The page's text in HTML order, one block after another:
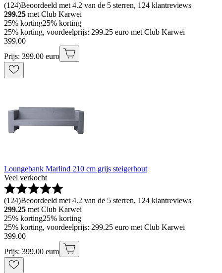
(124)Beoordeeld met 4.2 van de 5 sterren, 124 klantreviews
299.25 met Club Karwei
25% korting25% korting
25% korting, voordeelprijs: 299.25 euro met Club Karwei
399.00
Prijs: 399.00 euro
Loungebank Marlind 210 cm grijs steigerhout
Veel verkocht
(124)Beoordeeld met 4.2 van de 5 sterren, 124 klantreviews
299.25 met Club Karwei
25% korting25% korting
25% korting, voordeelprijs: 299.25 euro met Club Karwei
399.00
Prijs: 399.00 euro